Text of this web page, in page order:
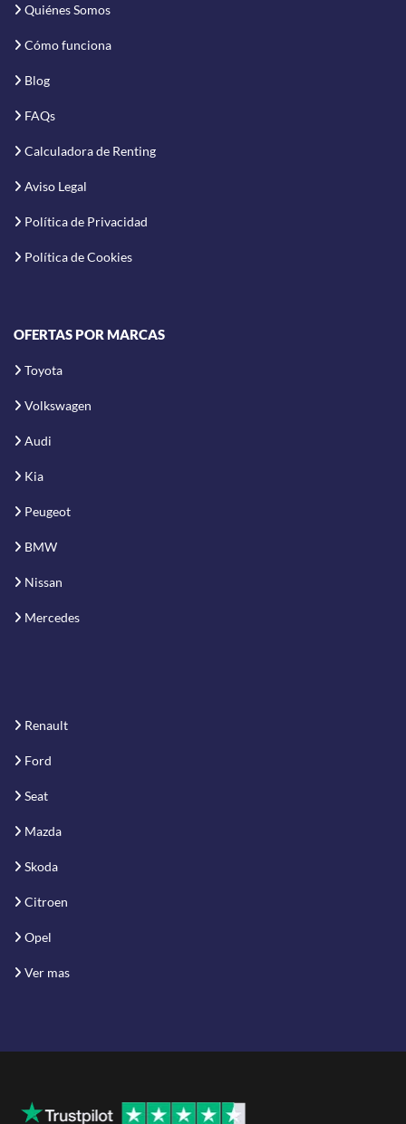
Quiénes Somos
Cómo funciona
Blog
FAQs
Calculadora de Renting
Aviso Legal
Política de Privacidad
Política de Cookies
OFERTAS POR MARCAS
Toyota
Volkswagen
Audi
Kia
Peugeot
BMW
Nissan
Mercedes
Renault
Ford
Seat
Mazda
Skoda
Citroen
Opel
Ver mas